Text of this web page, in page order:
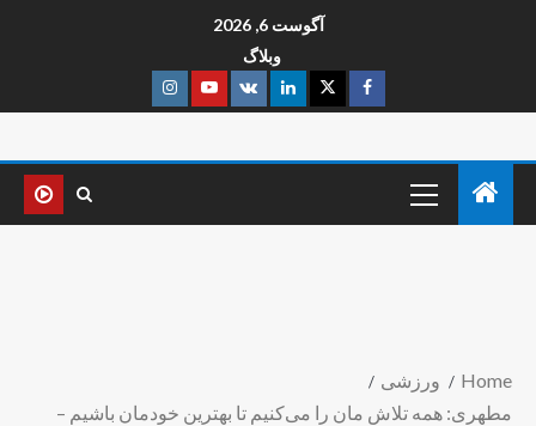
آگوست 6, 2026
وبلاگ
Home
ورزشی
مطهری: همه تلاش مان را می‌کنیم تا بهترین خودمان باشیم –